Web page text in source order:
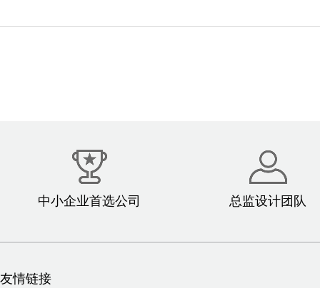
中小企业首选公司 总监设计团队
友情链接